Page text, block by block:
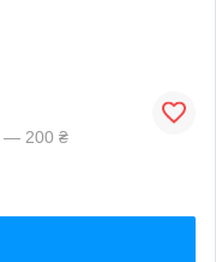
— 200 ₴